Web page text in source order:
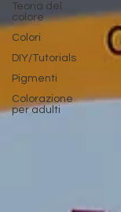
Teoria del
colore
Colori
DIY/Tutorials
Pigmenti
Colorazione
per adulti